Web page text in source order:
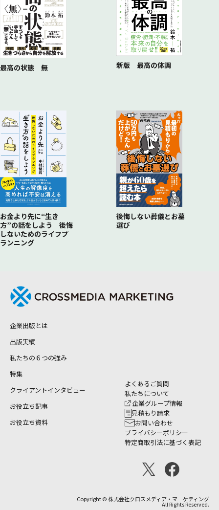
最高の状態 無 新版 最高の体調
お金より先に“生き
方”の話をしよう 後悔
しないためのライフプ
ランニング
後悔しない葬儀とお墓
選び
企業出版とは
出版実績
私たちの６つの強み
特集
クライアントインタビュー
お役立ち記事
お役立ち資料
よくあるご質問
私たちについて
企業グループ情報
見積もり請求
お問い合わせ
プライバシーポリシー
特定商取引法に基づく表記
Copyright © 株式会社クロスメディア・マーケティング
All Rights Reserved.